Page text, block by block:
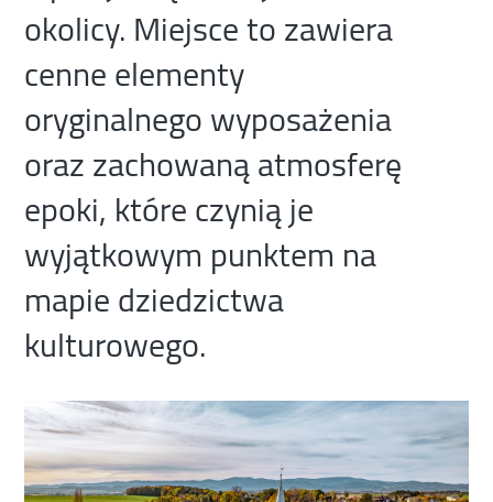
okolicy. Miejsce to zawiera
cenne elementy
oryginalnego wyposażenia
oraz zachowaną atmosferę
epoki, które czynią je
wyjątkowym punktem na
mapie dziedzictwa
kulturowego.